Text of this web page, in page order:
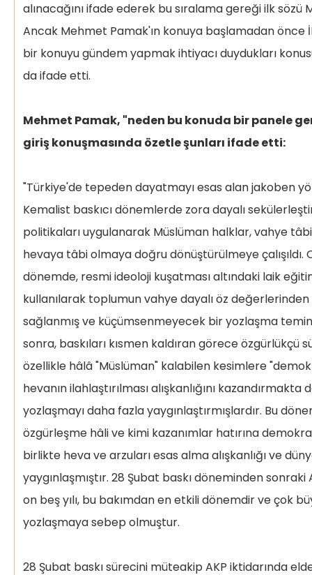
5- Rızalarını almak
7- Öldüklerinde hayırla anmak, dua
8- Ölümlerinden sonra vasiyetlerini
yerine getirmek
alınacağını ifade ederek bu sıralama gereği ilk
Ancak Mehmet Pamak'ın konuya başlamadan önce
bir konuyu gündem yapmak ihtiyacı duydukları
da ifade etti.
Mehmet Pamak, "neden bu konuda bir panele
giriş konuşmasında özetle şunları ifade etti:
"Türkiye'de tepeden dayatmayı esas alan jakoben
Kemalist baskıcı dönemlerde zora dayalı
politikaları uygulanarak Müslüman halklar, vahye
hevaya tâbi olmaya doğru dönüştürülmeye çalışıldı.
dönemde, resmi ideoloji kuşatması altındaki laik
kullanılarak toplumun vahye dayalı öz
sağlanmış ve küçümsenmeyecek bir yozlaşma
sonra, baskıları kısmen kaldıran görece özgürlükçü
özellikle hâlâ "Müslüman" kalabilen kesimlere
hevanın ilahlaştırılması alışkanlığını
yozlaşmayı daha fazla yaygınlaştırmışlardır. Bu
özgürleşme hâli ve kimi kazanımlar hatırına
birlikte heva ve arzuları esas alma alışkanlığı ve
yaygınlaşmıştır. 28 Şubat baskı döneminden
on beş yılı, bu bakımdan en etkili dönemdir ve çok
yozlaşmaya sebep olmuştur.
28 Şubat baskı sürecini müteakip AKP iktidarında